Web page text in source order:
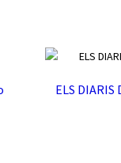
ELS DIARIS